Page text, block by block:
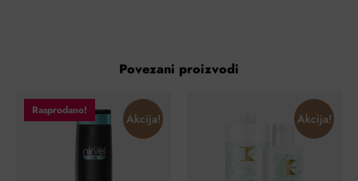
Povezani proizvodi
Rasprodano!
Akcija! Akcija!